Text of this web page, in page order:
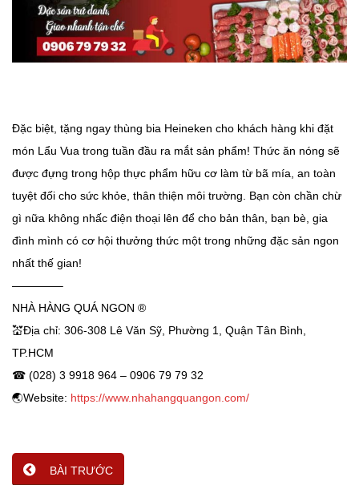
Đặc biệt, tặng ngay thùng bia Heineken cho khách hàng khi đặt
món Lẩu Vua trong tuần đầu ra mắt sản phẩm! Thức ăn nóng sẽ
được đựng trong hộp thực phẩm hữu cơ làm từ bã mía, an toàn
tuyệt đối cho sức khỏe, thân thiện môi trường. Bạn còn chần chừ
gì nữa không nhấc điện thoại lên để cho bản thân, bạn bè, gia
đình mình có cơ hội thưởng thức một trong những đặc sản ngon
nhất thế gian!
————–
NHÀ HÀNG QUÁ NGON ®
💒Địa chỉ: 306-308 Lê Văn Sỹ, Phường 1, Quận Tân Bình,
TP.HCM
☎ (028) 3 9918 964 – 0906 79 79 32
🌏Website: https://www.nhahangquangon.com/
BÀI TRƯỚC